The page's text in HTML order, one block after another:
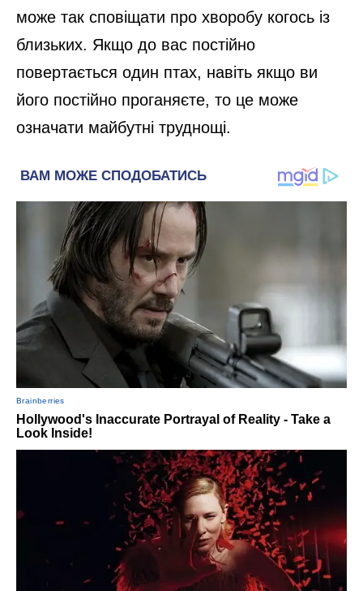
може так сповіщати про хворобу когось із
близьких. Якщо до вас постійно
повертається один птах, навіть якщо ви
його постійно проганяєте, то це може
означати майбутні труднощі.